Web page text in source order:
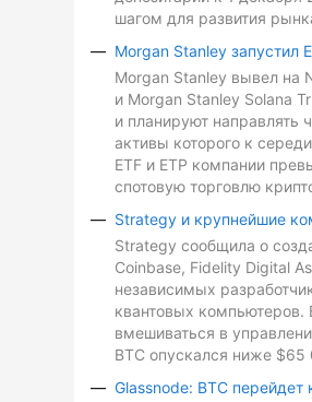
шагом для развития
Morgan Stanley запустил
Morgan Stanley вывел на
и Morgan Stanley Solana
и планируют направлять
активы которого к
ETF и ETP компании
спотовую торговлю
Strategy и крупнейшие
Strategy сообщила о
Coinbase, Fidelity Digital
независимых
квантовых компьютеров.
вмешиваться в
BTC опускался ниже $65
Glassnode: BTC